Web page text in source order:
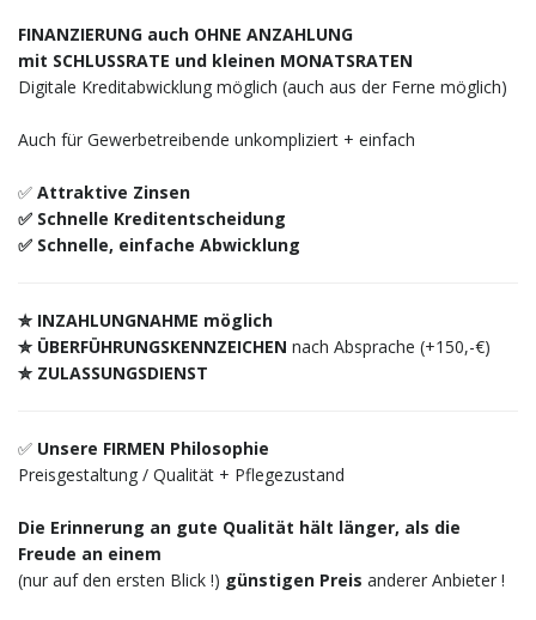
FINANZIERUNG auch OHNE ANZAHLUNG
mit SCHLUSSRATE und kleinen MONATSRATEN
Digitale Kreditabwicklung möglich (auch aus der Ferne möglich)
Auch für Gewerbetreibende unkompliziert + einfach
✅ Attraktive Zinsen
✅ Schnelle Kreditentscheidung
✅ Schnelle, einfache Abwicklung
✮ INZAHLUNGNAHME möglich
✮ ÜBERFÜHRUNGSKENNZEICHEN nach Absprache (+150,-€)
✮ ZULASSUNGSDIENST
✅ Unsere FIRMEN Philosophie
Preisgestaltung / Qualität + Pflegezustand
Die Erinnerung an gute Qualität hält länger, als die
Freude an einem
(nur auf den ersten Blick !) günstigen Preis anderer Anbieter !